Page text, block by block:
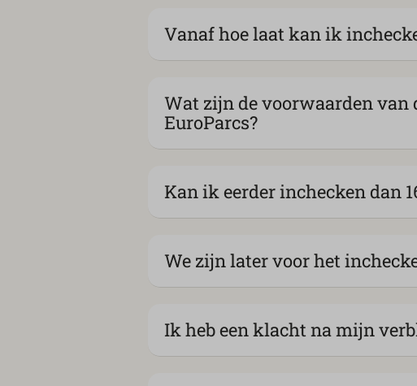
Vanaf hoe laat kan ik
Wat zijn de voorwaarden
EuroParcs?
Kan ik eerder inchecken dan
We zijn later voor het
Ik heb een klacht na mijn